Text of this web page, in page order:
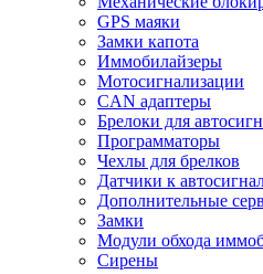
GPS маяки
Замки капота
Иммобилайзеры
Мотосигнализации
CAN адаптеры
Брелоки для
Программаторы
Чехлы для брелков
Датчики к
Дополнительные
Замки
Модули обхода
Сирены